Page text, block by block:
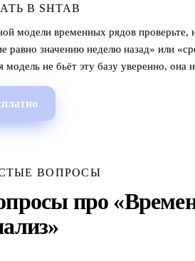
В SHTAB
модели временных рядов проверьте,
равно значению неделю назад» или
модель не бьёт эту базу уверенно, она
ВОПРОСЫ
про